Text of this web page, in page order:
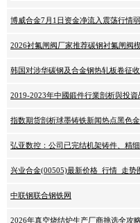
博威合金7月1日资金净流入震荡行情
2026衬氟闸阀厂家推荐碳钢衬氟闸阀
韩国对涉华碳钢及合金钢热轧板卷征
2019-2023年中國鍛件行業剖析與投資
指数期货剖析球墨铸铁新闻热点黑色
弘亚数控：公司已完结机架铸件、精
兴业合金(00505)最新价格_行情_走
中联钢联合钢铁网
2026年真空烧结炉生产厂商挑选全攻